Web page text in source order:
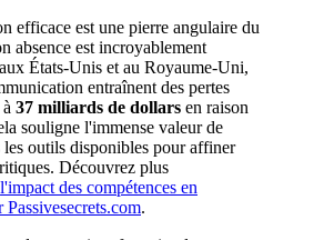
efficace est une pierre angulaire du
absence est incroyablement
États-Unis et au Royaume-Uni,
entraînent des pertes
37 milliards de dollars en raison
souligne l'immense valeur de
outils disponibles pour affiner
Découvrez plus
l'impact des compétences en
.